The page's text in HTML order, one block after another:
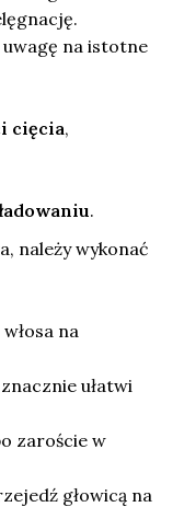
na istotne
cięcia,
.
należy wykonać
na
ułatwi
zaroście w
głowicą na